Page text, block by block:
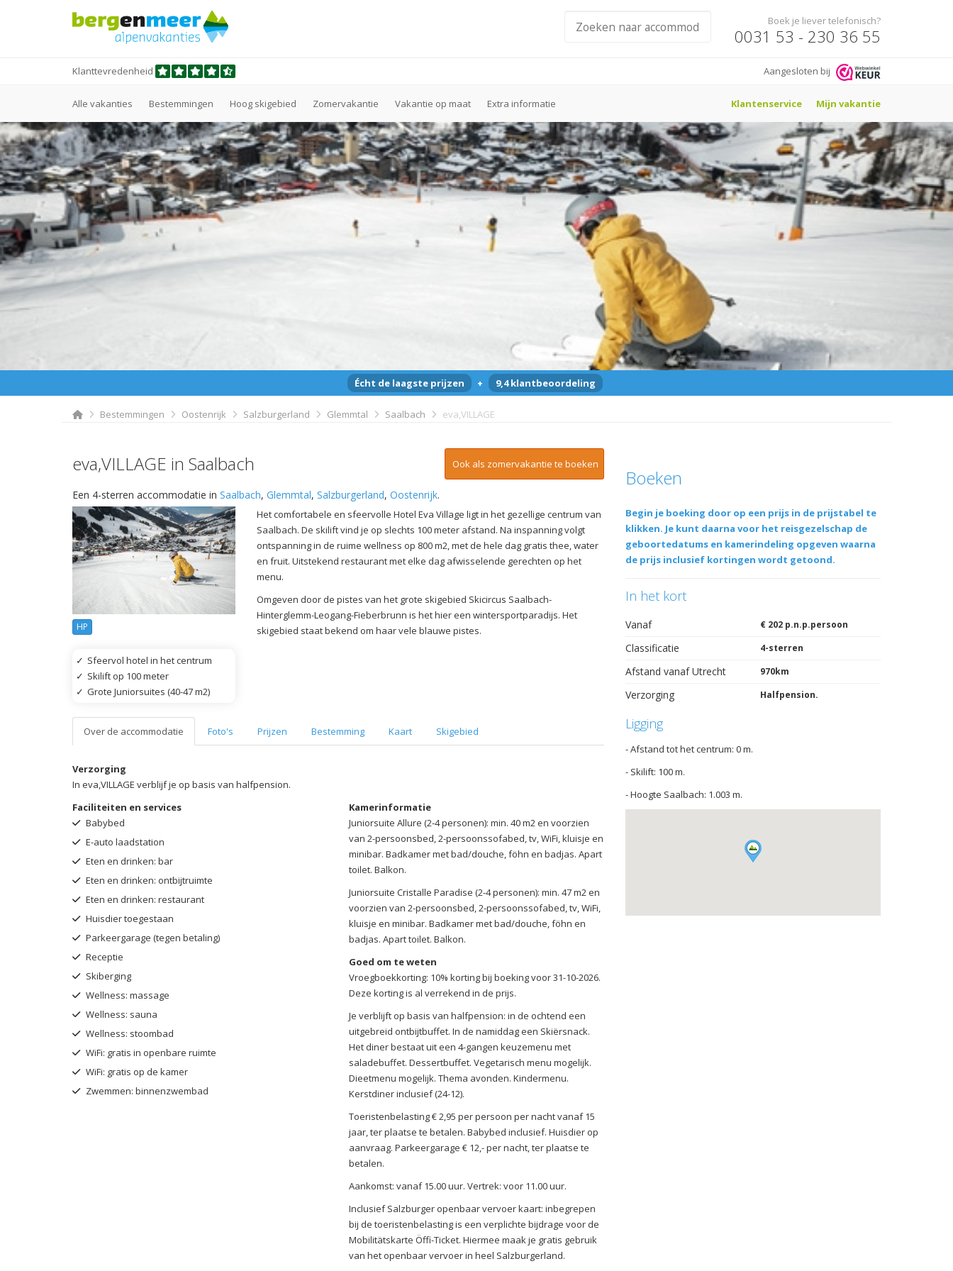
Boek je liever telefonisch?
0031 53 - 230 36 55
Klanttevredenheid Aangesloten bij
Alle vakanties Bestemmingen Hoog skigebied Zomervakantie Vakantie op maat Extra informatie Klantenservice Mijn vakantie
Écht de laagste prijzen + 9,4 klantbeoordeling
Bestemmingen Oostenrijk Salzburgerland Glemmtal Saalbach eva,VILLAGE
eva,VILLAGE in Saalbach Ook als zomervakantie te boeken
Een 4-sterren accommodatie in Saalbach, Glemmtal, Salzburgerland, Oostenrijk.
HP
✓ Sfeervol hotel in het centrum
✓ Skilift op 100 meter
✓ Grote Juniorsuites (40-47 m2)
Het comfortabele en sfeervolle Hotel Eva Village ligt in het gezellige centrum van
Saalbach. De skilift vind je op slechts 100 meter afstand. Na inspanning volgt
ontspanning in de ruime wellness op 800 m2, met de hele dag gratis thee, water
en fruit. Uitstekend restaurant met elke dag afwisselende gerechten op het
menu.
Omgeven door de pistes van het grote skigebied Skicircus Saalbach-
Hinterglemm-Leogang-Fieberbrunn is het hier een wintersportparadijs. Het
skigebied staat bekend om haar vele blauwe pistes.
Over de accommodatie Foto's Prijzen Bestemming Kaart Skigebied
Verzorging
In eva,VILLAGE verblijf je op basis van halfpension.
Faciliteiten en services
Babybed
E-auto laadstation
Eten en drinken: bar
Eten en drinken: ontbijtruimte
Eten en drinken: restaurant
Huisdier toegestaan
Parkeergarage (tegen betaling)
Receptie
Skiberging
Wellness: massage
Wellness: sauna
Wellness: stoombad
WiFi: gratis in openbare ruimte
WiFi: gratis op de kamer
Zwemmen: binnenzwembad
Kamerinformatie
Juniorsuite Allure (2-4 personen): min. 40 m2 en voorzien
van 2-persoonsbed, 2-persoonssofabed, tv, WiFi, kluisje en
minibar. Badkamer met bad/douche, föhn en badjas. Apart
toilet. Balkon.
Juniorsuite Cristalle Paradise (2-4 personen): min. 47 m2 en
voorzien van 2-persoonsbed, 2-persoonssofabed, tv, WiFi,
kluisje en minibar. Badkamer met bad/douche, föhn en
badjas. Apart toilet. Balkon.
Goed om te weten
Vroegboekkorting: 10% korting bij boeking voor 31-10-2026.
Deze korting is al verrekend in de prijs.
Je verblijft op basis van halfpension: in de ochtend een
uitgebreid ontbijtbuffet. In de namiddag een Skiërsnack.
Het diner bestaat uit een 4-gangen keuzemenu met
saladebuffet. Dessertbuffet. Vegetarisch menu mogelijk.
Dieetmenu mogelijk. Thema avonden. Kindermenu.
Kerstdiner inclusief (24-12).
Toeristenbelasting € 2,95 per persoon per nacht vanaf 15
jaar, ter plaatse te betalen. Babybed inclusief. Huisdier op
aanvraag. Parkeergarage € 12,- per nacht, ter plaatse te
betalen.
Aankomst: vanaf 15.00 uur. Vertrek: voor 11.00 uur.
Inclusief Salzburger openbaar vervoer kaart: inbegrepen
bij de toeristenbelasting is een verplichte bijdrage voor de
Mobilitätskarte Öffi-Ticket. Hiermee maak je gratis gebruik
van het openbaar vervoer in heel Salzburgerland.
Boeken
Begin je boeking door op een prijs in de prijstabel te
klikken. Je kunt daarna voor het reisgezelschap de
geboortedatums en kamerindeling opgeven waarna
de prijs inclusief kortingen wordt getoond.
In het kort
Vanaf € 202 p.n.p.persoon
Classificatie 4-sterren
Afstand vanaf Utrecht 970km
Verzorging Halfpension.
Ligging
- Afstand tot het centrum: 0 m.
- Skilift: 100 m.
- Hoogte Saalbach: 1.003 m.